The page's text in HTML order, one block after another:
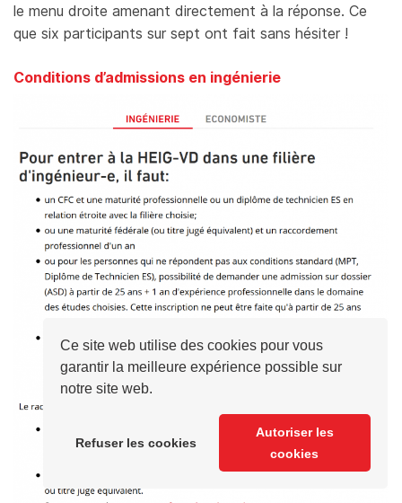
Ce site web utilise des cookies pour vous
garantir la meilleure expérience possible sur
notre site web.
Refuser les cookies
Autoriser les
cookies
le menu droite amenant directement à la réponse. Ce
que six participants sur sept ont fait sans hésiter !
Conditions d’admissions en ingénierie